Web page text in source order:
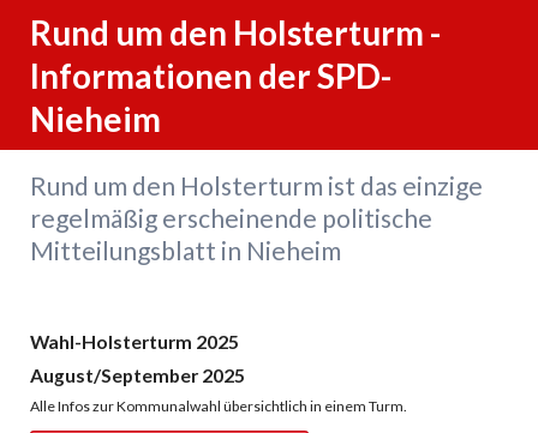
Twitter LinkedInGoogle+FacebookRSS-
Feed
Rund um den Holsterturm -
Informationen der SPD-
Nieheim
Rund um den Holsterturm ist das einzige
regelmäßig erscheinende politische
Mitteilungsblatt in Nieheim
Wahl-Holsterturm 2025
August/September 2025
Alle Infos zur Kommunalwahl übersichtlich in einem Turm.